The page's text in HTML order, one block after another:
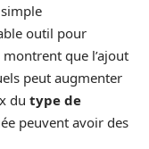
outil pour
montrent que l’ajout
peut augmenter
du type de
peuvent avoir des